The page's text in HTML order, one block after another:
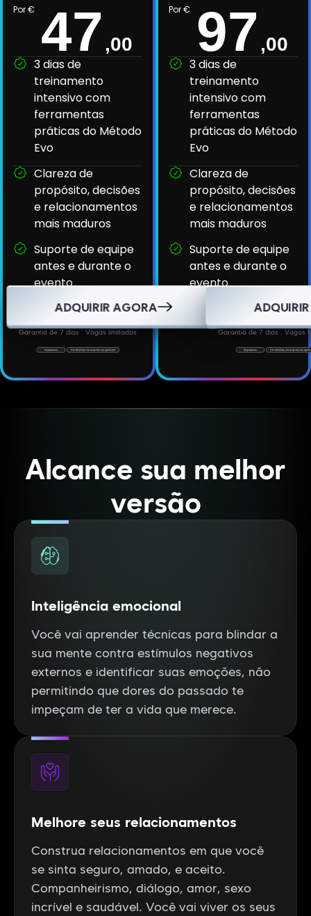
Por € 47 ,00
3 dias de
treinamento
intensivo com
ferramentas
práticas do Método
Evo
Clareza de
propósito, decisões
e relacionamentos
mais maduros
Suporte de equipe
antes e durante o
evento
ADQUIRIR AGORA
Garantia de 7 dias . Vagas limitadas
Por € 97 ,00
3 dias de
treinamento
intensivo com
ferramentas
práticas do Método
Evo
Clareza de
propósito, decisões
e relacionamentos
mais maduros
Suporte de equipe
antes e durante o
evento
Garantia de 7 dias . Vagas
Alcance sua melhor
versão
Inteligência emocional
Você vai aprender técnicas para blindar a
sua mente contra estímulos negativos
externos e identificar suas emoções, não
permitindo que dores do passado te
impeçam de ter a vida que merece.
Melhore seus relacionamentos
Construa relacionamentos em que você
se sinta seguro, amado, e aceito.
Companheirismo, diálogo, amor, sexo
incrível e saudável. Você vai viver os seus